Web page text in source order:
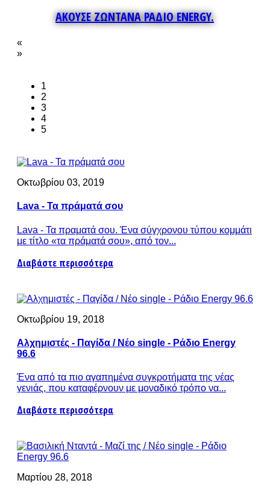
ΑΚΟΥΣΕ ΖΩΝΤΑΝΑ ΡΑΔΙΟ ENERGY.
«
»
1
2
3
4
5
Οκτωβρίου 03, 2019
Lava - Τα πράματά σου
Lava - Τα πραματά σου. Ένα σύγχρονου τύπου κομμάτι
με τίτλο «τα πράματά σου», από τον...
Διαβάστε περισσότερα
Οκτωβρίου 19, 2018
Αλχημιστές - Παγίδα / Νέο single - Ράδιο Energy
96.6
Ένα από τα πιο αγαπημένα συγκροτήματα της νέας
γενιάς, που καταφέρνουν με μοναδικό τρόπο να...
Διαβάστε περισσότερα
Μαρτίου 28, 2018